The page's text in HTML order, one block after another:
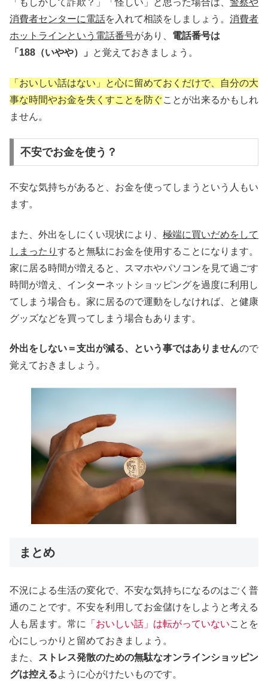
「もしかして詐欺？」「怪しい」と思った場合は、 警察や
消費者センターに電話を入れて相談をしましょう。 消費者
ホットラインという電話番号があり、 電話番号は
「188（いやや）」
と覚えておきましょう。
「おいしい話はない」と心に留めておくだけで、自分の大
事な時間やお金を失くすことを防ぐことが出来るかもしれ
ません。
不安でお金を使う？
不安な気持ちがあると、お金を使ってしまうという人もい
ます。
また、外出をしにくい現状により、 極端に買いだめをして
しまったり すると無駄にお金を使用することになります。
家に居る時間が増えると、スマホやパソコンを見て過ごす
時間が増え、インターネットショッピングを過度に利用し
てしまう場合も。家に居るので運動をしなければ、と健康
グッズなどを買ってしまう場合もあります。
外出をしない＝支出が減る、という事ではありませんので
覚えておきましょう。
まとめ
不況による生活の変化で、不安な気持ちになるのはごく普
通のことです。不安を利用してお金儲けをしようと考える
人も居ます。常に
「おいしい話」は転がっていないことを
心にしっかりと留めておきましょう。
また、
ストレス発散のための無駄なオンラインショッピン
グは控えるように心がけたいものです。